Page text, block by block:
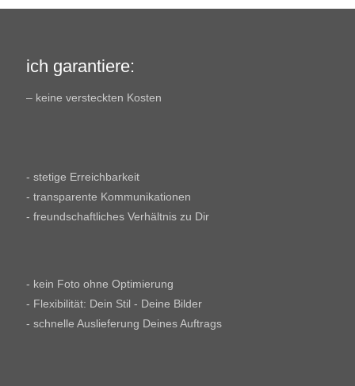
ich garantiere:
– keine versteckten Kosten
- stetige Erreichbarkeit
- transparente Kommunikationen
- freundschaftliches Verhältnis zu Dir
- kein Foto ohne Optimierung
- Flexibilität: Dein Stil - Deine Bilder
- schnelle Auslieferung Deines Auftrags